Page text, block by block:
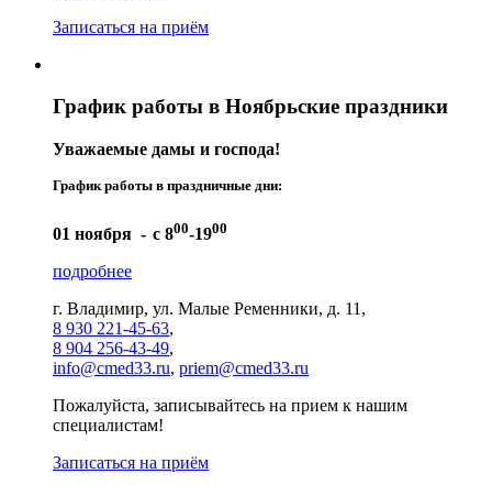
Записаться на приём
График работы в Ноябрьские праздники
Уважаемые дамы и господа!
График работы в праздничные дни:
01 ноября - с 800-1900
подробнее
г. Владимир, ул. Малые Ременники, д. 11,
8 930 221-45-63,
8 904 256-43-49,
info@cmed33.ru, priem@cmed33.ru
Пожалуйста, записывайтесь на прием к нашим
специалистам!
Записаться на приём